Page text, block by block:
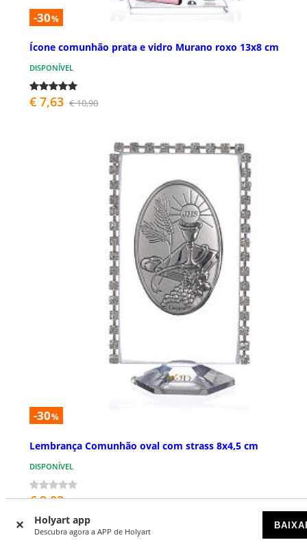
Holyart app
Descubra agora a APP de Holyart
-30%
Ícone comunhão prata e vidro Murano roxo 13x8 cm
DISPONÍVEL
€ 7,63 € 10,90
-30%
Lembrança Comunhão oval com strass 8x4,5 cm
DISPONÍVEL
€ 9,03 € 12,90